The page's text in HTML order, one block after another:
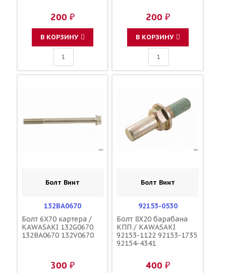
200 ₽
В КОРЗИНУ
200 ₽
В КОРЗИНУ
Болт Винт
132BA0670
Болт 6X70 картера /
KAWASAKI 132G0670
132BA0670 132V0670
300 ₽
Болт Винт
92153-0530
Болт 8X20 барабана
КПП / KAWASAKI
92153-1122 92153-1735
92154-4341
400 ₽